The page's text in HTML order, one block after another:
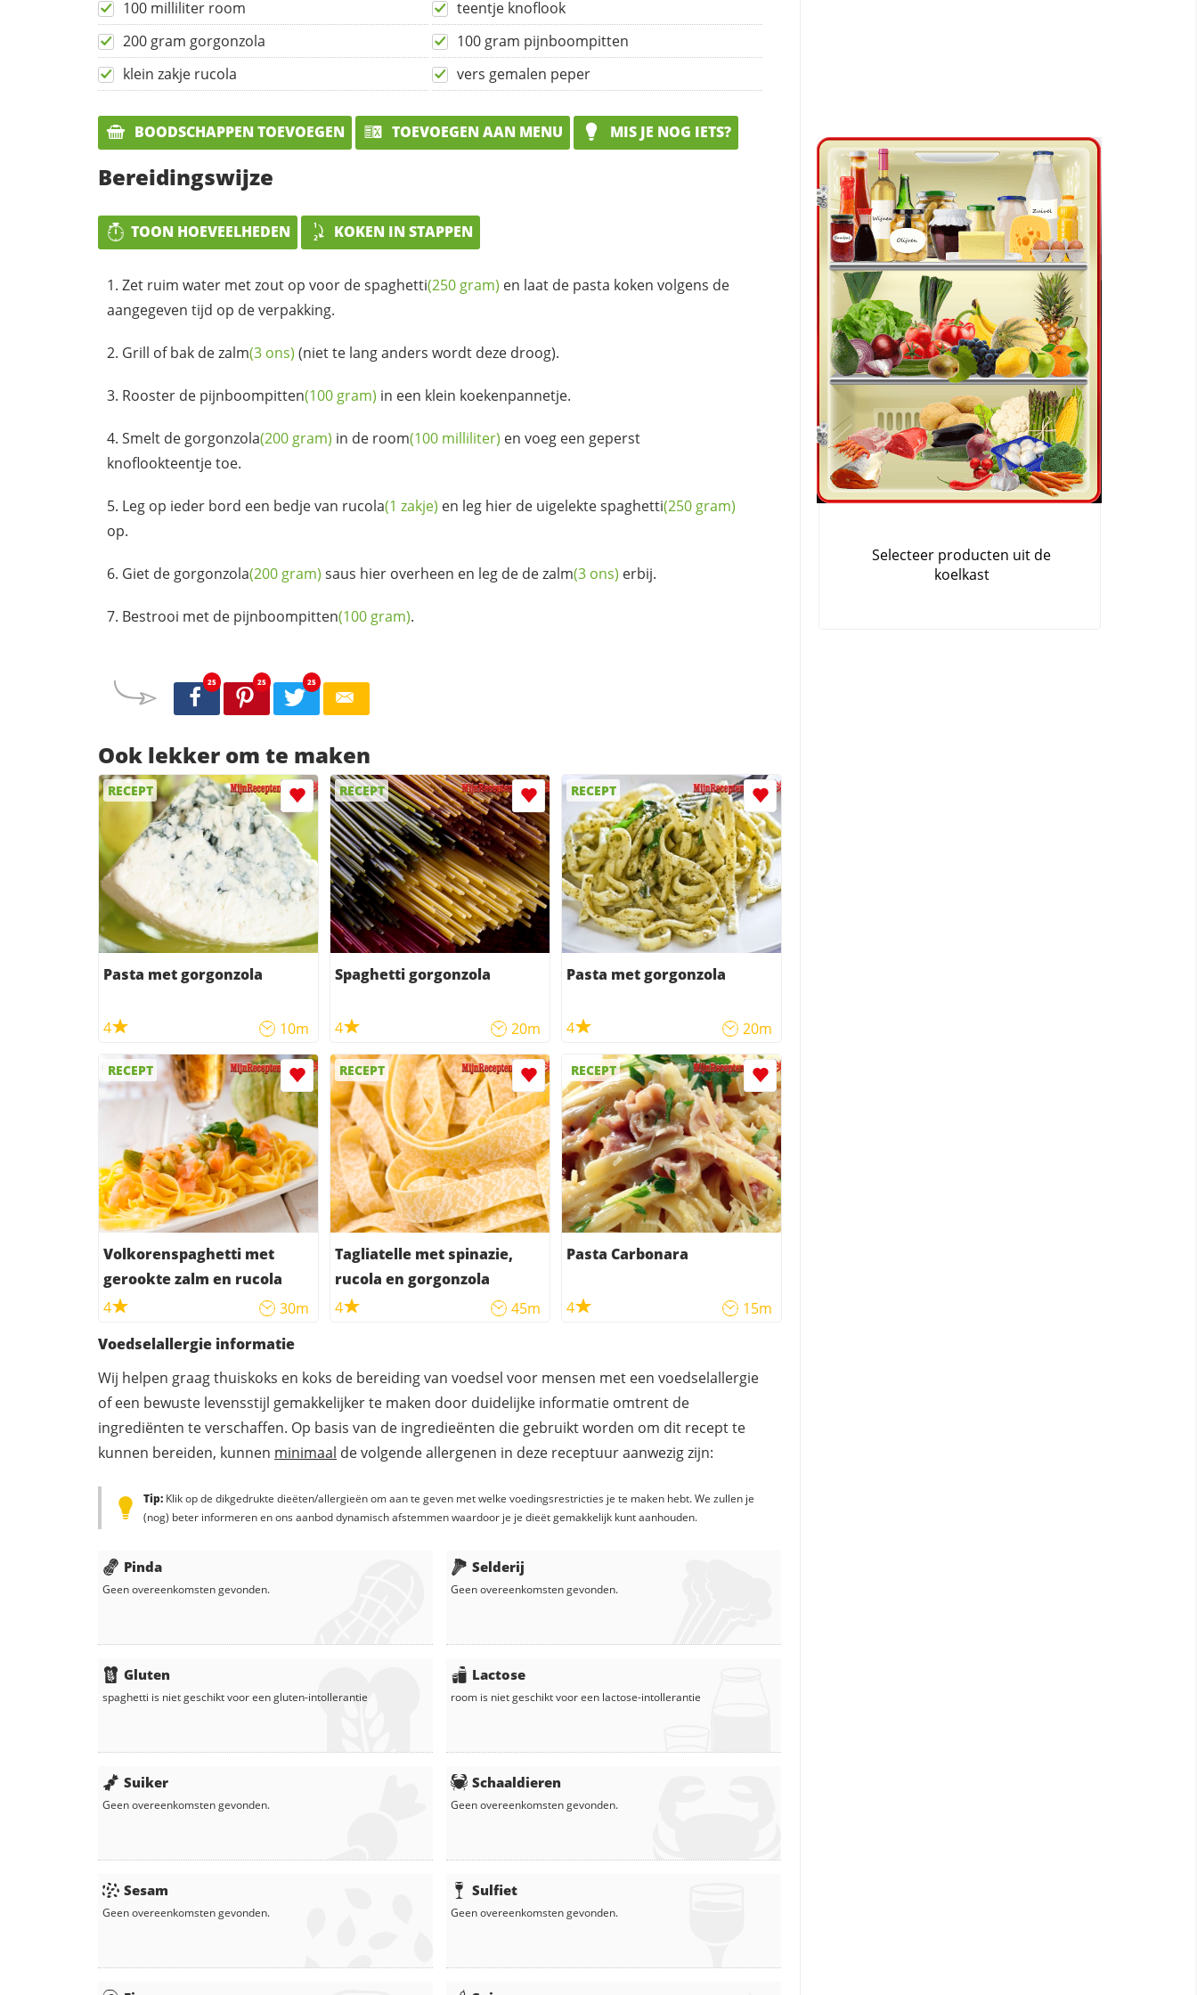
100 milliliter room
teentje knoflook
200 gram gorgonzola
100 gram pijnboompitten
klein zakje rucola
vers gemalen peper
BOODSCHAPPEN TOEVOEGEN TOEVOEGEN AAN MENU MIS JE NOG IETS?
Bereidingswijze
TOON HOEVEELHEDEN KOKEN IN STAPPEN
Zet ruim water met zout op voor despaghetti(250 gram) en laat de pasta koken volgens de
aangegeven tijd op de verpakking.
Grill of bak dezalm(3 ons) (niet te lang anders wordt deze droog).
Rooster de pijnboompitten(100 gram) in een klein koekenpannetje.
Smelt de gorgonzola(200 gram) in de room(100 milliliter) en voeg een geperst
knoflookteentje toe.
Leg op ieder bord een bedje van rucola(1 zakje) en leg hier de uigelektespaghetti(250 gram)
op.
Giet de gorgonzola(200 gram) saus hier overheen en leg de dezalm(3 ons) erbij.
Bestrooi met de pijnboompitten(100 gram).
25 25 25
Ook lekker om te maken
RECEPT
Pasta met gorgonzola
4 10m
RECEPT
Spaghetti gorgonzola
4 20m
RECEPT
Pasta met gorgonzola
4 20m
RECEPT
Volkorenspaghetti met
gerookte zalm en rucola
4
30m
RECEPT
Tagliatelle met spinazie,
rucola en gorgonzola
4
45m
RECEPT
Pasta Carbonara
4
15m
Voedselallergie informatie
Wij helpen graag thuiskoks en koks de bereiding van voedsel voor mensen met een voedselallergie
of een bewuste levensstijl gemakkelijker te maken door duidelijke informatie omtrent de
ingrediënten te verschaffen. Op basis van de ingredieënten die gebruikt worden om dit recept te
kunnen bereiden, kunnen minimaal de volgende allergenen in deze receptuur aanwezig zijn:
Tip: Klik op de dikgedrukte dieëten/allergieën om aan te geven met welke voedingsrestricties je te maken hebt. We zullen je
(nog) beter informeren en ons aanbod dynamisch afstemmen waardoor je je dieët gemakkelijk kunt aanhouden.
Pinda
Geen overeenkomsten gevonden.
Gluten
spaghetti is niet geschikt voor een gluten-intollerantie
Suiker
Geen overeenkomsten gevonden.
Sesam
Geen overeenkomsten gevonden.
Selderij
Geen overeenkomsten gevonden.
Lactose
room is niet geschikt voor een lactose-intollerantie
Schaaldieren
Geen overeenkomsten gevonden.
Sulfiet
Geen overeenkomsten gevonden.